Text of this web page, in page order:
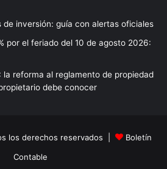
inversión: guía con alertas oficiales
por el feriado del 10 de agosto 2026:
reforma al reglamento de propiedad
debe conocer
los derechos reservados |
Boletín
Contable